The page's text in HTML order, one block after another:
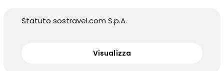
Statuto sostravel.com S.p.A.
Visualizza